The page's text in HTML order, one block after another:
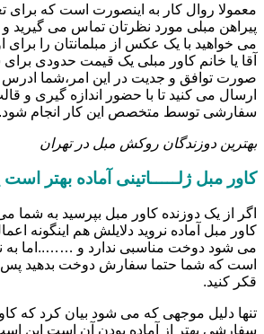
معمولا روال کار به اینصورت است که برای
پیراهن مبلی مورد نظرتان تماس می گیرید
می خواهید با یک عکس از مبلمانتان را
آقا یا خانم کاور مبلی یک قیمت حدودی
صورت توافق و جدیت در این امر،شما ادرس
ارسال می کنید تا با حضور اندازه گیری و
سفارشی توسط متخصص این کار انجام شود.
بهترین دوزندگان روکش مبل در تهران
کاور مبل ژلـــــاتینی آماده بهتر
اگر از یک دوزنده کاور مبل بپرسید به شما
کاور مبل آماده نروید دلایلش هم اینگونه
می شود دوخت مناسبی ندارد و ……..اما به
است که شما حتما سفارش دوخت بدهید
قکر کنید.
تنها دلیل موجهی که می شود بیان کرد که
سفارشی بهتر از آماده بودن آن است این